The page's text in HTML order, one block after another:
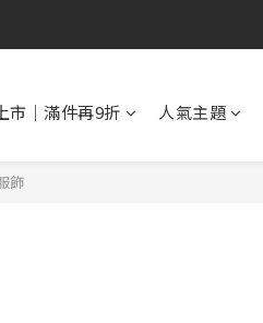
市｜滿件再9折 人氣主題
飾